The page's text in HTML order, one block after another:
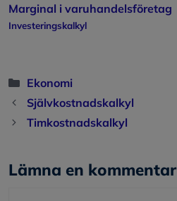
Marginal i varuhandelsföretag
Investeringskalkyl
Kategorier
Ekonomi
Självkostnadskalkyl
Timkostnadskalkyl
Lämna en kommentar